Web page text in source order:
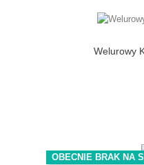
Welurowy
OBECNIE BRAK NA